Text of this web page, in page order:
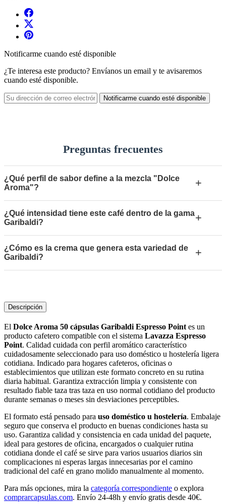
Notificarme cuando esté disponible
¿Te interesa este producto? Envíanos un email y te avisaremos
cuando esté disponible.
Notificarme cuando esté disponible
Preguntas frecuentes
¿Qué perfil de sabor define a la mezcla "Dolce
Aroma"?
+
¿Qué intensidad tiene este café dentro de la gama
Garibaldi?
+
¿Cómo es la crema que genera esta variedad de
Garibaldi?
+
Descripción
El Dolce Aroma 50 cápsulas Garibaldi Espresso Point es un
producto cafetero compatible con el sistema Lavazza Espresso
Point. Calidad cuidada con perfil aromático característico
cuidadosamente seleccionado para uso doméstico u hostelería ligera
cotidiana. Indicado para hogares cafeteros, oficinas o
establecimientos que utilizan este formato concreto en su rutina
diaria habitual. Garantiza extracción limpia y consistente con
resultado fiable taza tras taza en uso normal cotidiano del producto
durante semanas o meses sin desviaciones perceptibles.
El formato está pensado para uso doméstico u hostelería. Embalaje
seguro que conserva el producto en buenas condiciones hasta su
uso. Garantiza calidad y consistencia en cada unidad del paquete,
ideal para gestores de oficina, encargados o cualquier rutina
cotidiana donde el café se sirve para varios usuarios diarios sin
complicaciones ni esperas largas innecesarias por el camino
tradicional del café en grano molido manualmente al momento.
Para más opciones, mira la categoría correspondiente o explora
comprarcapsulas.com. Envío 24-48h y envío gratis desde 40€.